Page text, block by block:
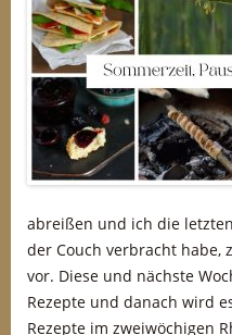
abreißen und ich die
der Couch verbracht habe,
vor. Diese und nächste
Rezepte und danach wird
Rezepte im zweiwöchigen